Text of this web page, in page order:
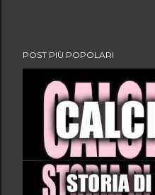
POST PIÙ POPOLARI